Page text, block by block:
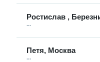
Ростислав ,
...
Петя, Москва
...